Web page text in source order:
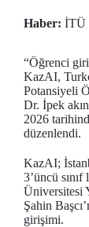
Haber: İTÜ
“Öğrenci
KazAI,
Potansiyeli
Dr. İpek
2026
düzenlendi.
KazAI;
3’üncü
Üniversitesi
Şahin
girişimi.